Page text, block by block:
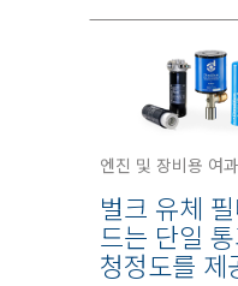
엔진 및 장비용 여과
벌크 유체
드는 단일
청정도를 제